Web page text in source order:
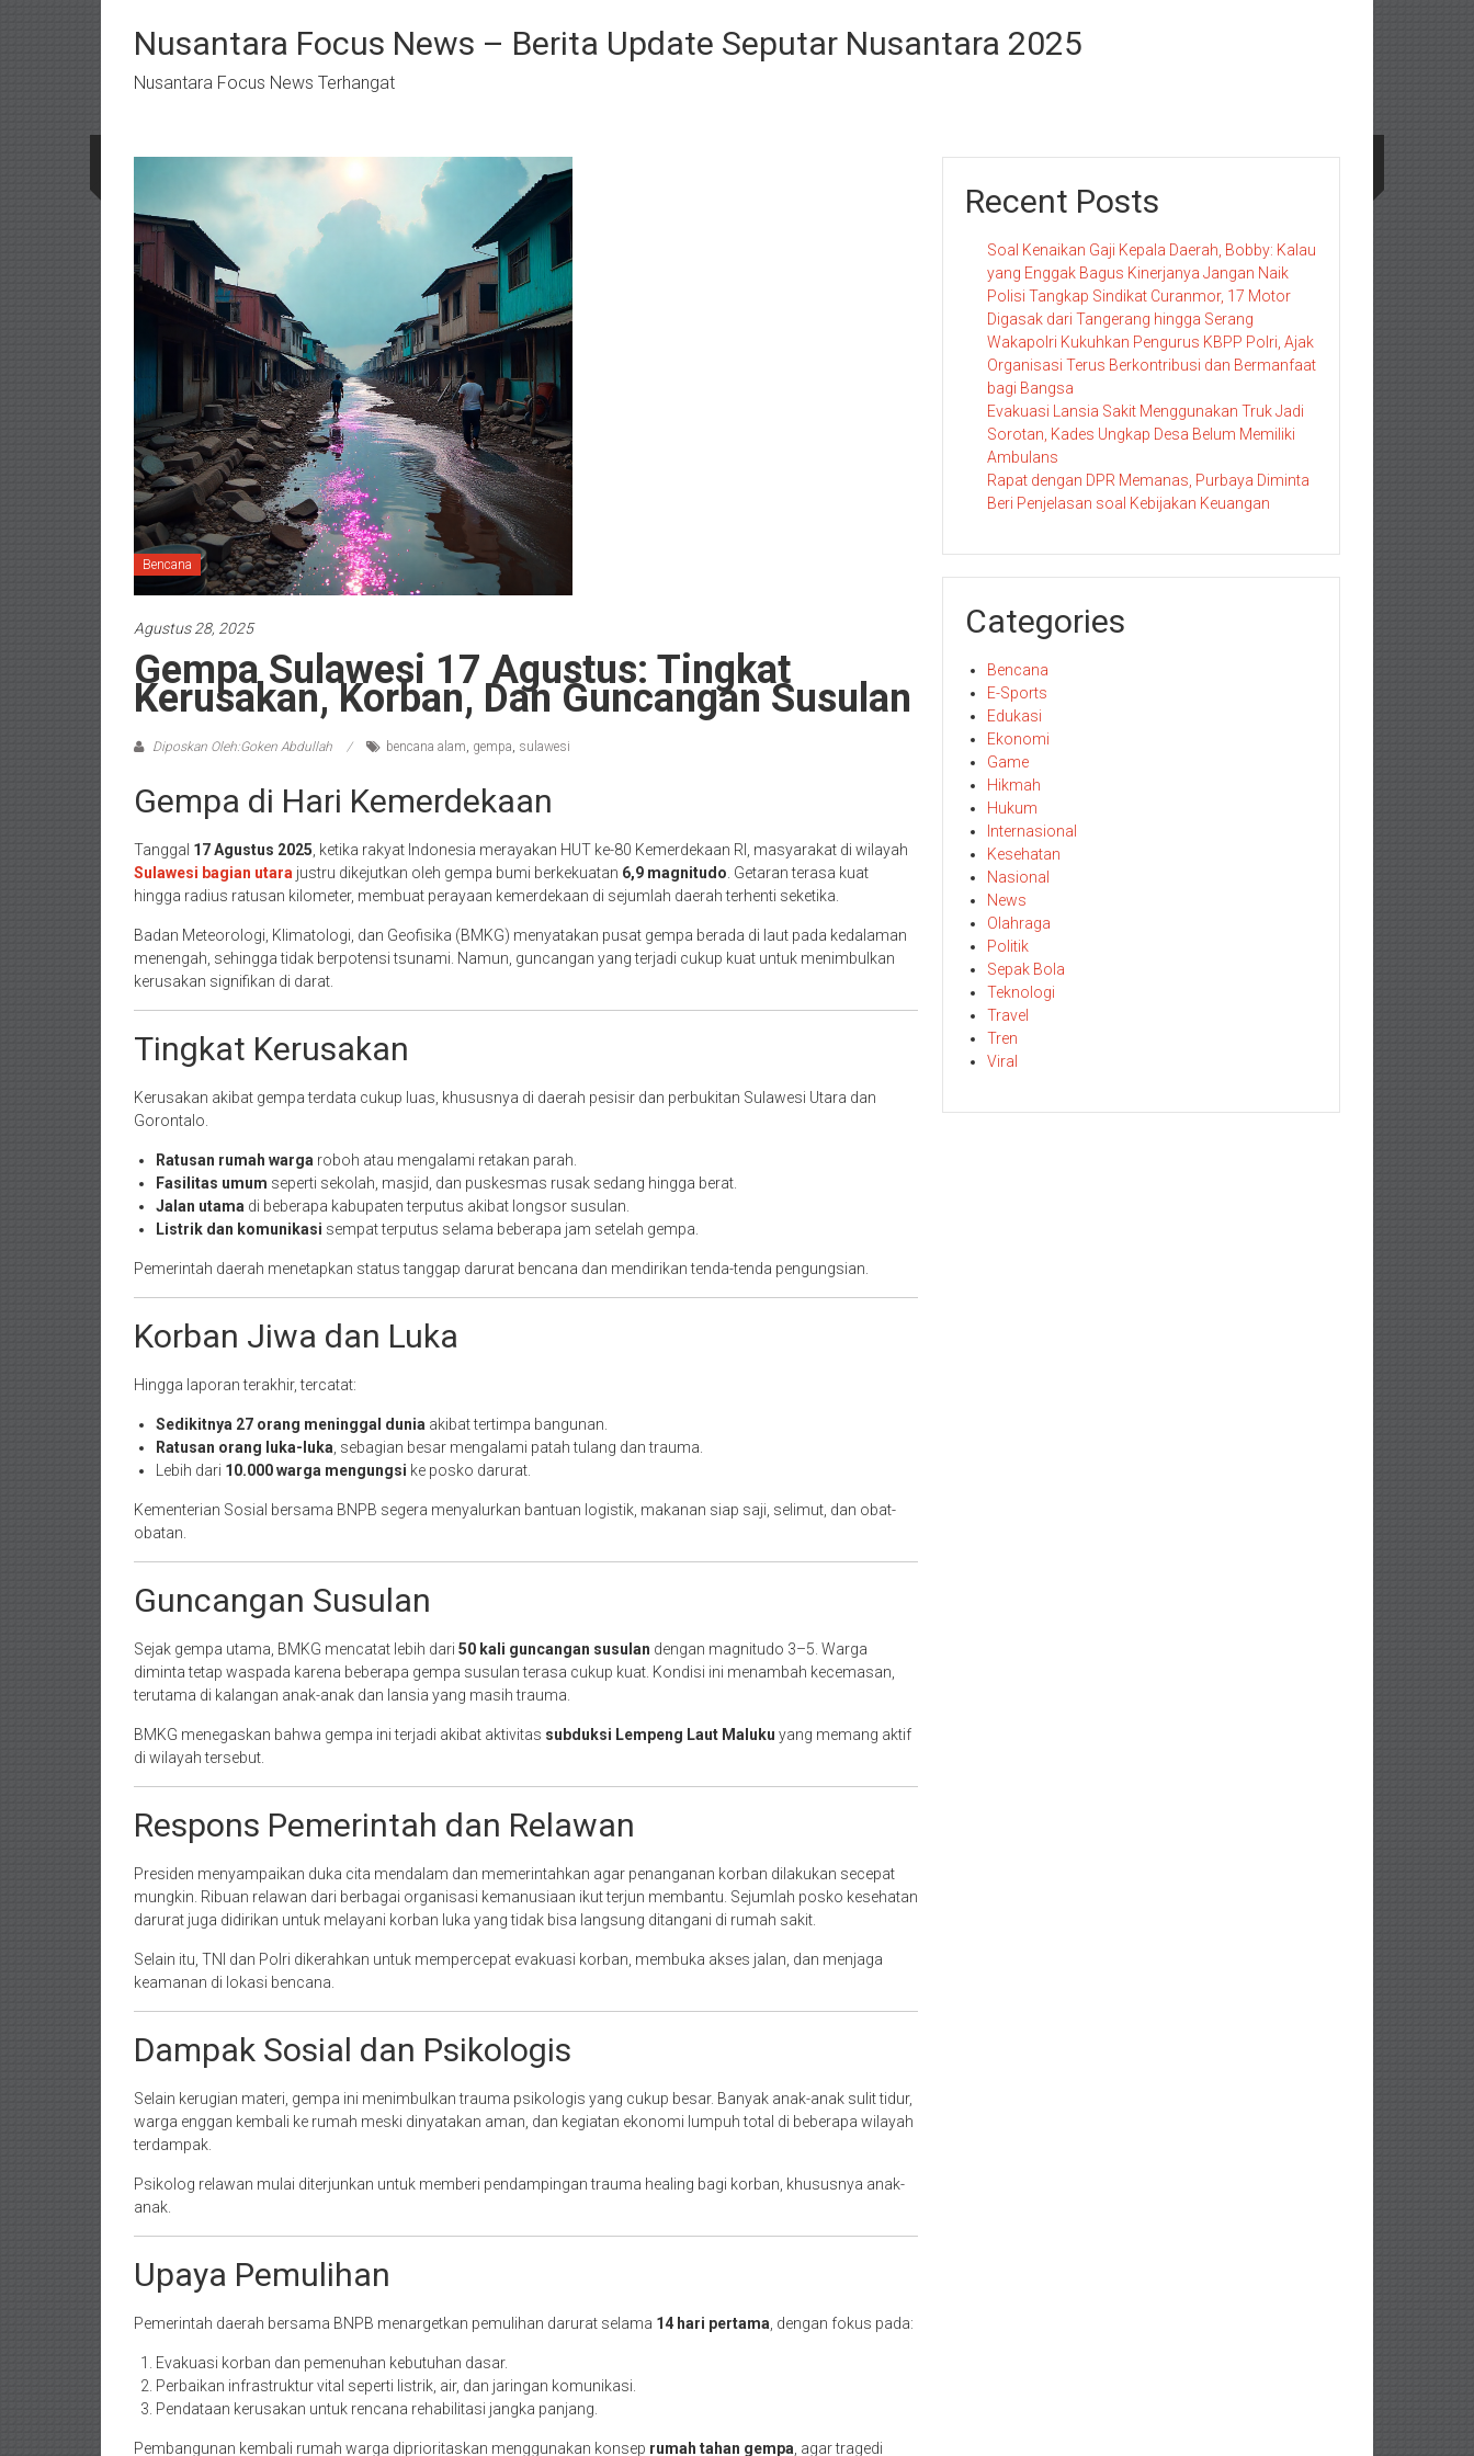
kontenNusantara Focus News – Berita Update Seputar Nusantara 2025
Nusantara Focus News Terhangat
Bencana
Agustus 28, 2025
Gempa Sulawesi 17 Agustus: Tingkat
Kerusakan, Korban, Dan Guncangan Susulan
Diposkan Oleh:Goken Abdullah bencana alam, gempa, sulawesi
Gempa di Hari Kemerdekaan
Tanggal 17 Agustus 2025 , ketika rakyat Indonesia merayakan HUT ke-80 Kemerdekaan RI, masyarakat di wilayah
Sulawesi bagian utara justru dikejutkan oleh gempa bumi berkekuatan 6,9 magnitudo . Getaran terasa kuat
hingga radius ratusan kilometer, membuat perayaan kemerdekaan di sejumlah daerah terhenti seketika.
Badan Meteorologi, Klimatologi, dan Geofisika (BMKG) menyatakan pusat gempa berada di laut pada kedalaman
menengah, sehingga tidak berpotensi tsunami. Namun, guncangan yang terjadi cukup kuat untuk menimbulkan
kerusakan signifikan di darat.
Tingkat Kerusakan
Kerusakan akibat gempa terdata cukup luas, khususnya di daerah pesisir dan perbukitan Sulawesi Utara dan
Gorontalo.
Ratusan rumah warga roboh atau mengalami retakan parah.
Fasilitas umum seperti sekolah, masjid, dan puskesmas rusak sedang hingga berat.
Jalan utama di beberapa kabupaten terputus akibat longsor susulan.
Listrik dan komunikasi sempat terputus selama beberapa jam setelah gempa.
Pemerintah daerah menetapkan status tanggap darurat bencana dan mendirikan tenda-tenda pengungsian.
Korban Jiwa dan Luka
Hingga laporan terakhir, tercatat:
Sedikitnya 27 orang meninggal dunia akibat tertimpa bangunan.
Ratusan orang luka-luka , sebagian besar mengalami patah tulang dan trauma.
Lebih dari 10.000 warga mengungsi ke posko darurat.
Kementerian Sosial bersama BNPB segera menyalurkan bantuan logistik, makanan siap saji, selimut, dan obat-
obatan.
Guncangan Susulan
Sejak gempa utama, BMKG mencatat lebih dari 50 kali guncangan susulan dengan magnitudo 3–5. Warga
diminta tetap waspada karena beberapa gempa susulan terasa cukup kuat. Kondisi ini menambah kecemasan,
terutama di kalangan anak-anak dan lansia yang masih trauma.
BMKG menegaskan bahwa gempa ini terjadi akibat aktivitas subduksi Lempeng Laut Maluku yang memang aktif
di wilayah tersebut.
Respons Pemerintah dan Relawan
Presiden menyampaikan duka cita mendalam dan memerintahkan agar penanganan korban dilakukan secepat
mungkin. Ribuan relawan dari berbagai organisasi kemanusiaan ikut terjun membantu. Sejumlah posko kesehatan
darurat juga didirikan untuk melayani korban luka yang tidak bisa langsung ditangani di rumah sakit.
Selain itu, TNI dan Polri dikerahkan untuk mempercepat evakuasi korban, membuka akses jalan, dan menjaga
keamanan di lokasi bencana.
Dampak Sosial dan Psikologis
Selain kerugian materi, gempa ini menimbulkan trauma psikologis yang cukup besar. Banyak anak-anak sulit tidur,
warga enggan kembali ke rumah meski dinyatakan aman, dan kegiatan ekonomi lumpuh total di beberapa wilayah
terdampak.
Psikolog relawan mulai diterjunkan untuk memberi pendampingan trauma healing bagi korban, khususnya anak-
anak.
Upaya Pemulihan
Pemerintah daerah bersama BNPB menargetkan pemulihan darurat selama 14 hari pertama , dengan fokus pada:
Evakuasi korban dan pemenuhan kebutuhan dasar.
Perbaikan infrastruktur vital seperti listrik, air, dan jaringan komunikasi.
Pendataan kerusakan untuk rencana rehabilitasi jangka panjang.
Pembangunan kembali rumah warga diprioritaskan menggunakan konsep rumah tahan gempa , agar tragedi
Recent Posts
Soal Kenaikan Gaji Kepala Daerah, Bobby: Kalau
yang Enggak Bagus Kinerjanya Jangan Naik
Polisi Tangkap Sindikat Curanmor, 17 Motor
Digasak dari Tangerang hingga Serang
Wakapolri Kukuhkan Pengurus KBPP Polri, Ajak
Organisasi Terus Berkontribusi dan Bermanfaat
bagi Bangsa
Evakuasi Lansia Sakit Menggunakan Truk Jadi
Sorotan, Kades Ungkap Desa Belum Memiliki
Ambulans
Rapat dengan DPR Memanas, Purbaya Diminta
Beri Penjelasan soal Kebijakan Keuangan
Categories
Bencana
E-Sports
Edukasi
Ekonomi
Game
Hikmah
Hukum
Internasional
Kesehatan
Nasional
News
Olahraga
Politik
Sepak Bola
Teknologi
Travel
Tren
Viral